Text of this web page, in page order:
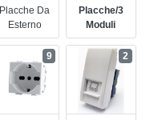
Placche Da
Esterno
Placche/3
Moduli
9 2